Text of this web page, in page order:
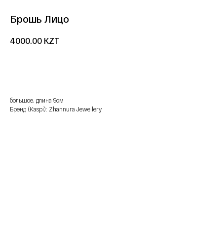
Брошь Лицо
4000.00 KZT
большое, длина 9см
Бренд (Kaspi): Zhannura Jewellery